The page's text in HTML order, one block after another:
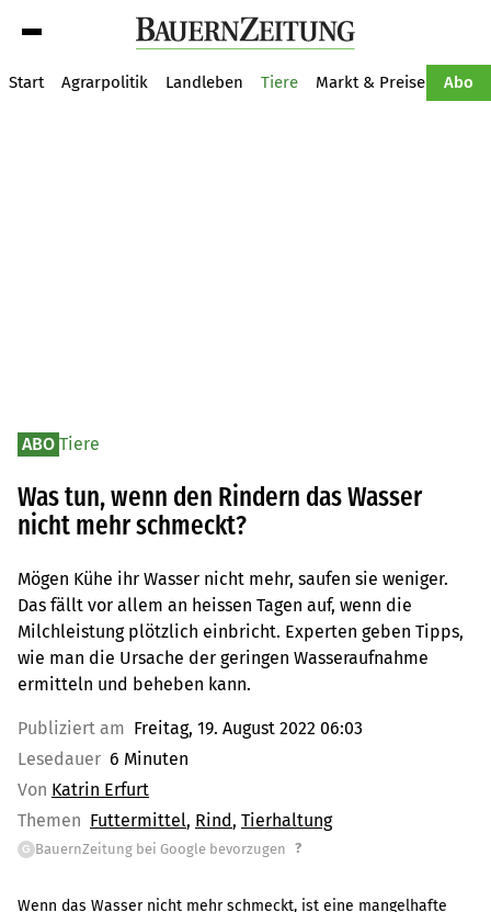
Start Agrarpolitik Landleben Tiere Markt & Preise Abo
ABO Tiere
Was tun, wenn den Rindern das Wasser
nicht mehr schmeckt?
Mögen Kühe ihr Wasser nicht mehr, saufen sie weniger.
Das fällt vor allem an heissen Tagen auf, wenn die
Milchleistung plötzlich einbricht. Experten geben Tipps,
wie man die Ursache der geringen Wasseraufnahme
ermitteln und beheben kann.
Publiziert am Freitag, 19. August 2022 06:03
Lesedauer 6 Minuten
Von Katrin Erfurt
Themen Futtermittel Rind Tierhaltung
G BauernZeitung bei Google bevorzugen ?
Wenn das Wasser nicht mehr schmeckt, ist eine mangelhafte